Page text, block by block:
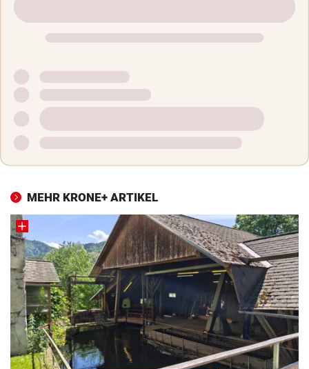
MEHR KRONE+ ARTIKEL